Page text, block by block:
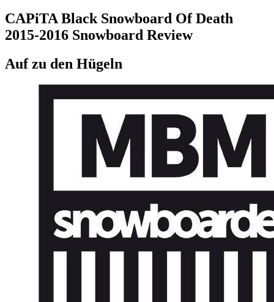
CAPiTA Black Snowboard Of Death
2015-2016 Snowboard Review
Auf zu den Hügeln